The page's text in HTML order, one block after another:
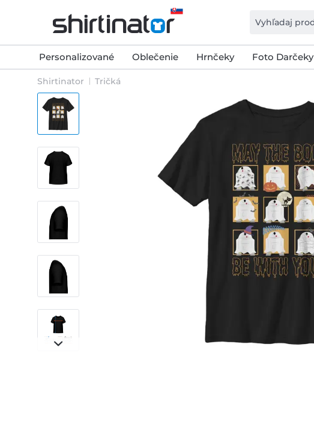
Personalizované Oblečenie Hrnčeky Foto Darčeky
Shirtinator Tričká